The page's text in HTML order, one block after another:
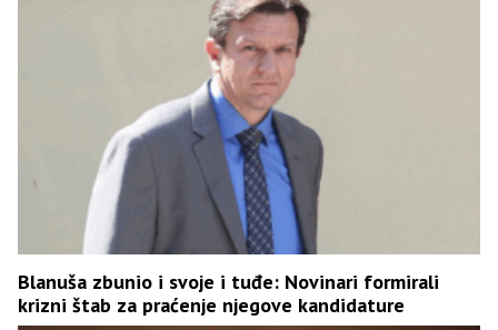
Blanuša zbunio i svoje i tuđe: Novinari formirali
krizni štab za praćenje njegove kandidature